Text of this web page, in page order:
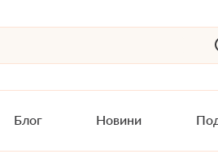
Блог Новини